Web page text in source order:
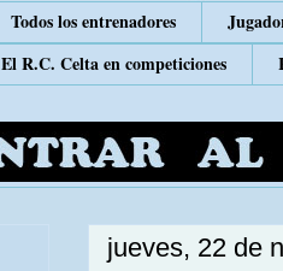
Todos los entrenadores
El R.C. Celta en competiciones
jueves, 22 de